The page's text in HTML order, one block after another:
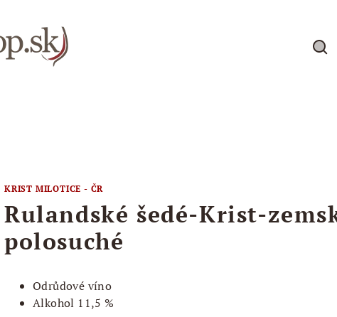
KRIST MILOTICE - ČR
Rulandské šedé-Krist-
polosuché
Odrůdové víno
Alkohol 11,5 %